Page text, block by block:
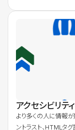
アクセシビリテ
より多くの人に情報が
ントラスト、HTMLタ